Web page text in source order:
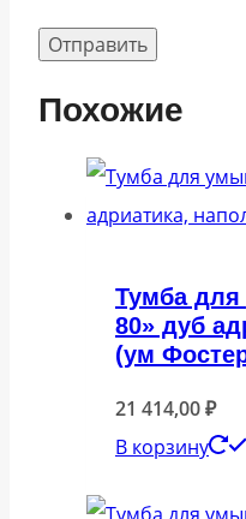
Похожие
Тумба
80» дуб
(ум
21 414,00₽
В корзину